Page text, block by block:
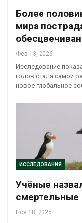
Более
мира
Фев 13, 2026
Исследование
годов стала самой
новое глобальное
ИССЛЕДОВАНИЯ
Учёные
смертельные
Ноя 18, 2025